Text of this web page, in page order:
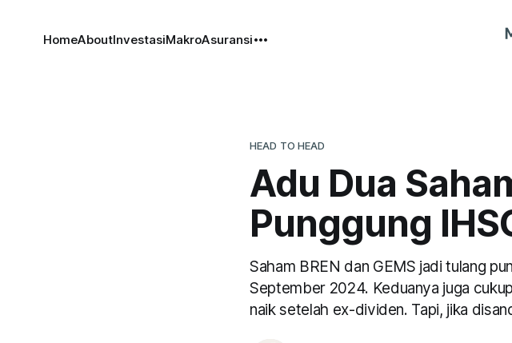
HomeAboutInvestasiMakroAsuransi
HEAD TO HEAD
Adu Dua
Punggung
Saham BREN dan GEMS jadi tulang
September 2024. Keduanya juga
naik setelah ex-dividen. Tapi, jika